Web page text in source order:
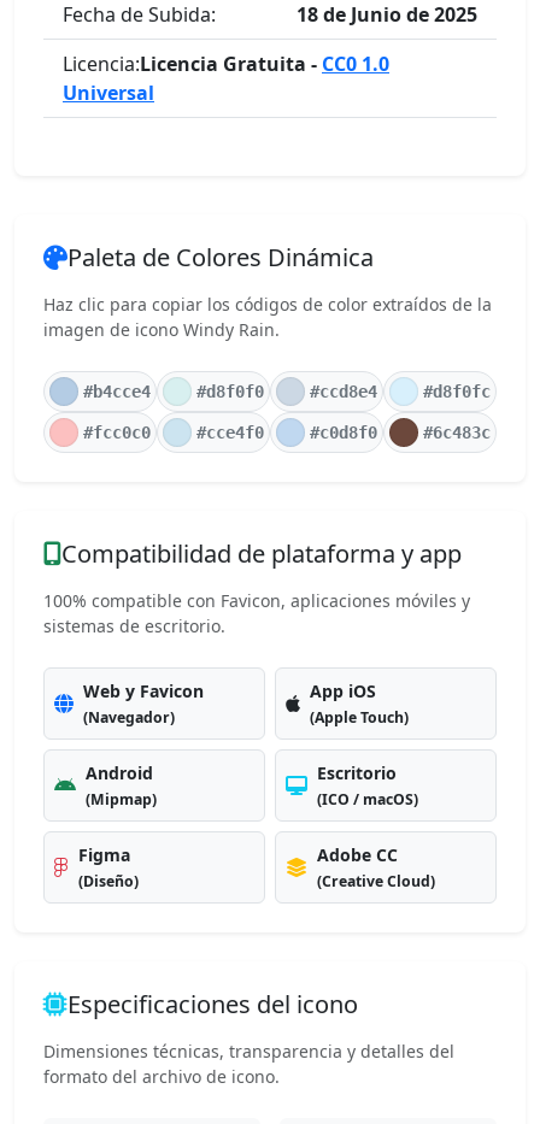
Fecha de Subida:
18 de Junio de 2025
Licencia:Licencia Gratuita - CC0 1.0
Universal
Paleta de Colores Dinámica
Haz clic para copiar los códigos de color extraídos de la
imagen de icono Windy Rain.
#b4cce4 #d8f0f0 #ccd8e4 #d8f0fc
#fcc0c0 #cce4f0 #c0d8f0 #6c483c
Compatibilidad de plataforma y app
100% compatible con Favicon, aplicaciones móviles y
sistemas de escritorio.
Web y Favicon
(Navegador)
App iOS
(Apple Touch)
Android
(Mipmap)
Escritorio
(ICO / macOS)
Figma
(Diseño)
Adobe CC
(Creative Cloud)
Especificaciones del icono
Dimensiones técnicas, transparencia y detalles del
formato del archivo de icono.